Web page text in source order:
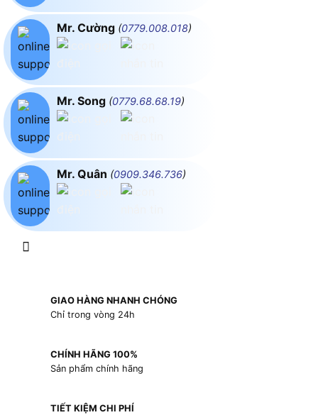
Mr. Cường (0779.008.018)
Mr. Song (0779.68.68.19)
Mr. Quân (0909.346.736)
GIAO HÀNG NHANH CHÓNG
Chỉ trong vòng 24h
CHÍNH HÃNG 100%
Sản phẩm chính hãng
TIẾT KIỆM CHI PHÍ